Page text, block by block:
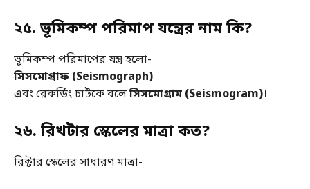
২৫. ভূমিকম্প পরিমাপ যন্ত্রের নাম কি?
ভূমিকম্প পরিমাপের যন্ত্র হলো-
সিসমোগ্রাফ (Seismograph)
এবং রেকর্ডিং চার্টকে বলেসিসমোগ্রাম (Seismogram)।
২৬. রিখটার স্কেলের মাত্রা কত?
রিক্টার স্কেলের সাধারণ মাত্রা-